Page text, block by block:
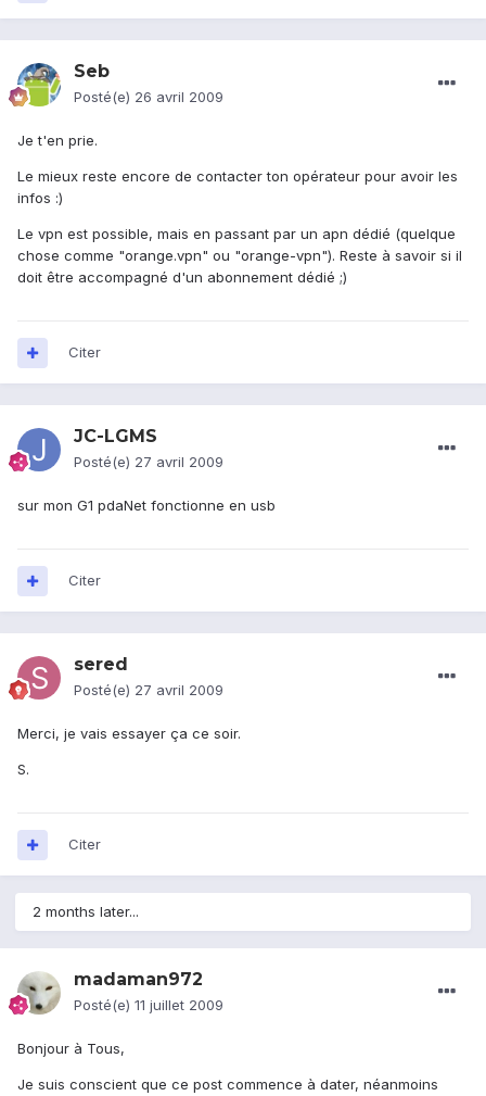
Seb
Posté(e) 26 avril 2009
Je t'en prie.
Le mieux reste encore de contacter ton opérateur pour avoir les
infos :)
Le vpn est possible, mais en passant par un apn dédié (quelque
chose comme "orange.vpn" ou "orange-vpn"). Reste à savoir si il
doit être accompagné d'un abonnement dédié ;)
Citer
JC-LGMS
Posté(e) 27 avril 2009
sur mon G1 pdaNet fonctionne en usb
Citer
sered
Posté(e) 27 avril 2009
Merci, je vais essayer ça ce soir.
S.
Citer
2 months later...
madaman972
Posté(e) 11 juillet 2009
Bonjour à Tous,
Je suis conscient que ce post commence à dater, néanmoins